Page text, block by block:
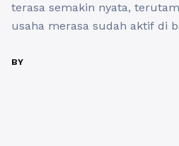
terasa semakin nyata,
usaha merasa sudah aktif di
dikeluarkan. Iklan berjalan,
BY